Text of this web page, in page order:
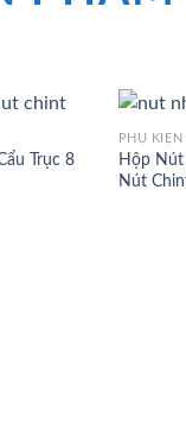
Trục 8
PHỤ KIỆN
Hộp Nút
Nút